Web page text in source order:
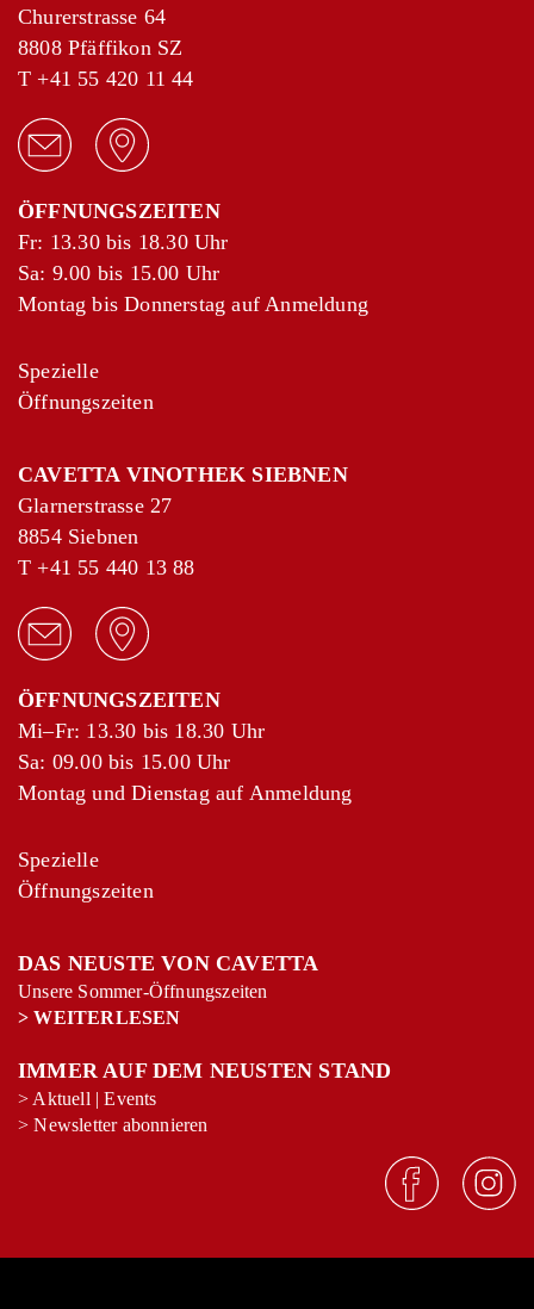
Churerstrasse 64
8808 Pfäffikon SZ
T +41 55 420 11 44
ÖFFNUNGSZEITEN
Fr: 13.30 bis 18.30 Uhr
Sa: 9.00 bis 15.00 Uhr
Montag bis Donnerstag auf Anmeldung
Spezielle
Öffnungszeiten
CAVETTA VINOTHEK SIEBNEN
Glarnerstrasse 27
8854 Siebnen
T +41 55 440 13 88
ÖFFNUNGSZEITEN
Mi–Fr: 13.30 bis 18.30 Uhr
Sa: 09.00 bis 15.00 Uhr
Montag und Dienstag auf Anmeldung
Spezielle
Öffnungszeiten
DAS NEUSTE VON CAVETTA
Unsere Sommer-Öffnungszeiten
>WEITERLESEN
IMMER AUF DEM NEUSTEN STAND
> Aktuell |Events
>Newsletter abonnieren